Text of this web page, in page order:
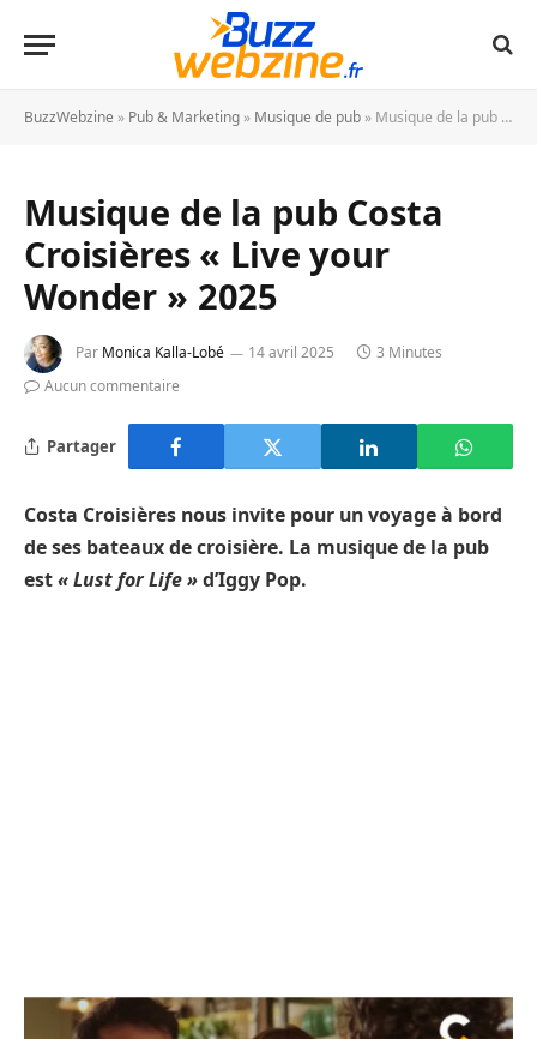
BuzzWebzine » Pub & Marketing » Musique de pub » Musique de la pub Costa Croisières « Live your Wonder » 2025
Musique de la pub Costa
Croisières « Live your
Wonder » 2025
Par Monica Kalla-Lobé 14 avril 2025
3 Minutes
Aucun commentaire
Partager
Costa Croisières nous invite pour un voyage à bord
de ses bateaux de croisière. La musique de la pub
est« Lust for Life »d’Iggy Pop.